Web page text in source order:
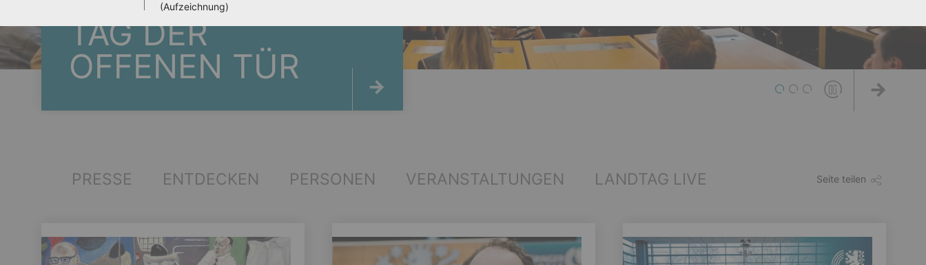
(Aufzeichnung)
TAG DER
OFFENEN TÜR
1 2
Seite teilen
PRESSE ENTDECKEN PERSONEN VERANSTALTUNGEN LANDTAG LIVE